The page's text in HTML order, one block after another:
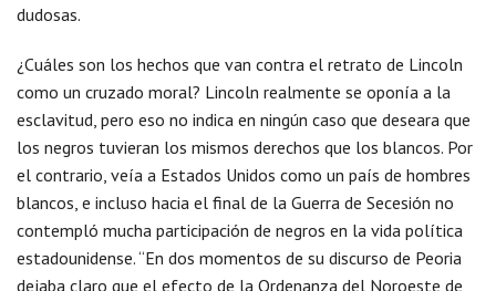
dudosas.
¿Cuáles son los hechos que van contra el retrato de Lincoln
como un cruzado moral? Lincoln realmente se oponía a la
esclavitud, pero eso no indica en ningún caso que deseara que
los negros tuvieran los mismos derechos que los blancos. Por
el contrario, veía a Estados Unidos como un país de hombres
blancos, e incluso hacia el final de la Guerra de Secesión no
contempló mucha participación de negros en la vida política
estadounidense. “En dos momentos de su discurso de Peoria
dejaba claro que el efecto de la Ordenanza del Noroeste de